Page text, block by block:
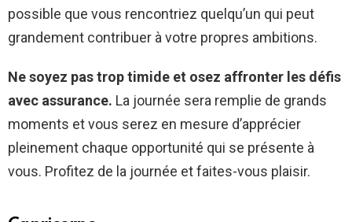
possible que vous rencontriez quelqu’un qui peut
grandement contribuer à votre propres ambitions.
Ne soyez pas trop timide et osez affronter les défis
avec assurance. La journée sera remplie de grands
moments et vous serez en mesure d’apprécier
pleinement chaque opportunité qui se présente à
vous. Profitez de la journée et faites-vous plaisir.